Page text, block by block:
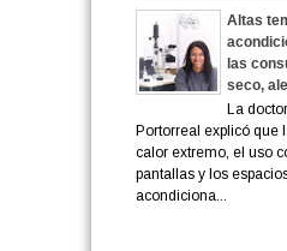
Altas
las
seco,
La
Portorreal explicó que
calor extremo, el uso
pantallas y los
acondiciona...